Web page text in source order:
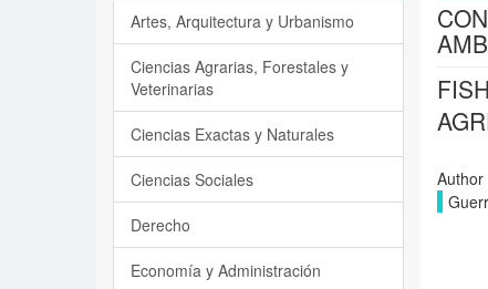
Author
Artes, Arquitectura y Urbanismo
Ciencias Agrarias, Forestales y
Veterinarias
Ciencias Exactas y Naturales
Ciencias Sociales
Derecho
Economía y Administración